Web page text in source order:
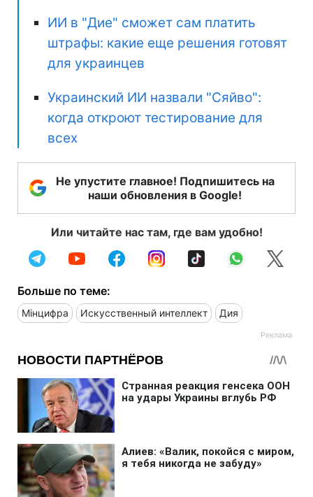
ИИ в "Дие" сможет сам платить
штрафы: какие еще решения готовят
для украинцев
Украинский ИИ назвали "Сяйво":
когда откроют тестирование для
всех
Не упустите главное! Подпишитесь на
наши обновления в Google!
Или читайте нас там, где вам удобно!
Больше по теме:
Мінцифра Искусственный интеллект Дия